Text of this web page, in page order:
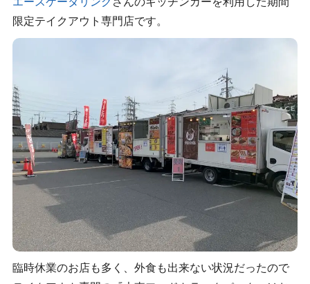
限定テイクアウト専門店です。
臨時休業のお店も多く、外食も出来ない状況だったので